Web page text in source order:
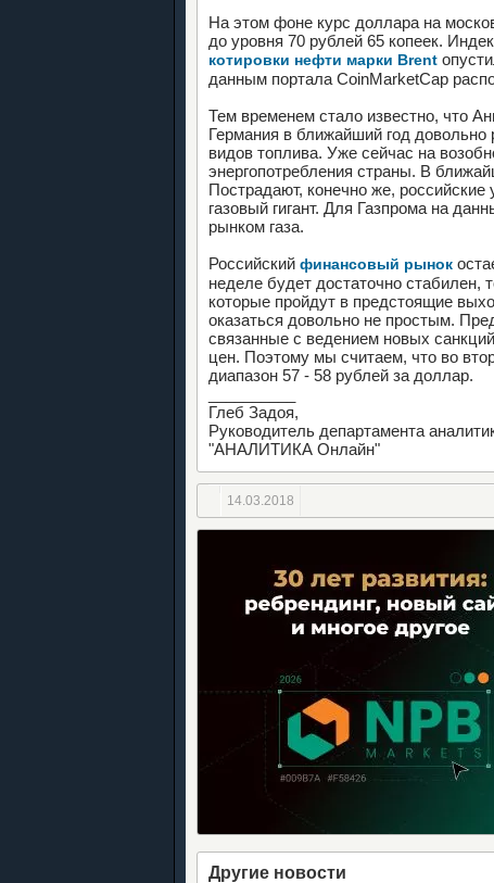
На этом фоне курс доллара на
до уровня 70 рублей 65 копеек.
котировки нефти марки Brent
данным портала CoinMarketCap
Тем временем стало известно, что
Германия в ближайший год довольно
видов топлива. Уже сейчас на
энергопотребления страны. В
Пострадают, конечно же,
газовый гигант. Для Газпрома на
рынком газа.
Российский финансовый рынок
неделе будет достаточно стабилен,
которые пройдут в предстоящие
оказаться довольно не простым.
связанные с ведением новых
цен. Поэтому мы считаем, что во
диапазон 57 - 58 рублей за доллар.
Глеб Задоя,
Руководитель департамента
"АНАЛИТИКА Онлайн"
14.03.2018
Другие новости